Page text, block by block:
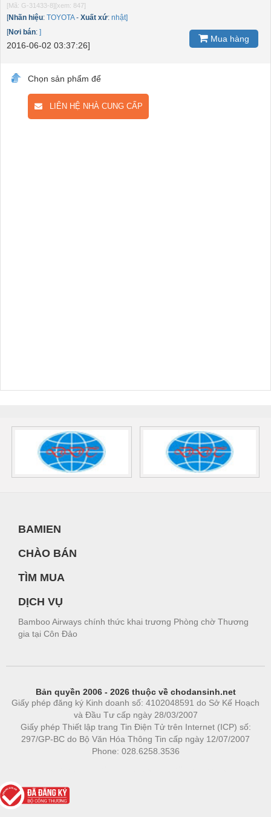
[Mã: G-31433-8] [xem: 847]
[Nhãn hiệu: TOYOTA- Xuất xứ: nhật]
[Nơi bán: ]
2016-06-02 03:37:26]
Mua hàng
Chọn sản phẩm để
LIÊN HỆ NHÀ CUNG CẤP
BAMIEN
CHÀO BÁN
TÌM MUA
DỊCH VỤ
Bamboo Airways chính thức khai trương Phòng chờ Thương
gia tại Côn Đảo
Bản quyền 2006 - 2026 thuộc về chodansinh.net
Giấy phép đăng ký Kinh doanh số: 4102048591 do Sở Kế Hoạch
và Đầu Tư cấp ngày 28/03/2007
Giấy phép Thiết lập trang Tin Điện Tử trên Internet (ICP) số:
297/GP-BC do Bộ Văn Hóa Thông Tin cấp ngày 12/07/2007
Phone: 028.6258.3536